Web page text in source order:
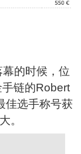
的时候，位
链的Robert
佳选手称号获
。